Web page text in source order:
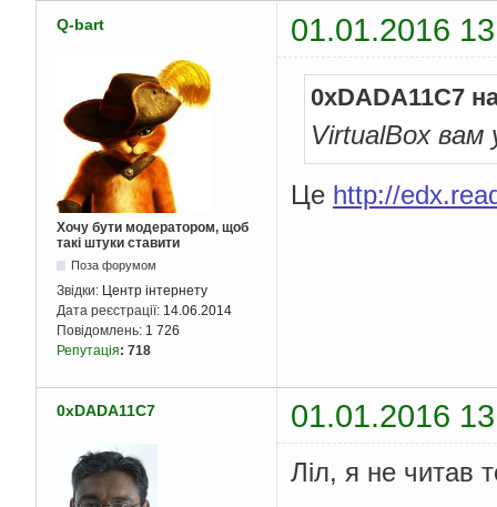
Q-bart 01.01.2016
Хочу бути модератором, щоб
такі штуки ставити
Поза форумом
Звідки: Центр інтернету
Дата реєстрації: 14.06.2014
Повідомлень: 1 726
Репутація: 718
0xDADA11C7
VirtualBox вам
Це http://
0xDADA11C7 01.01.2016
Ліл, я не читав